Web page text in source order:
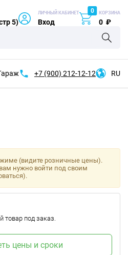
5)
ЛИЧНЫЙ КАБИНЕТ
Вход
0 КОРЗИНА
0 ₽
+7 (900) 212-12-12 RU
(видите розничные цены).
нужно войти под своим
под заказ.
цены и сроки